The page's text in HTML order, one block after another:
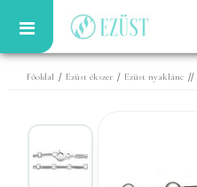
Főoldal / Ezüst ékszer / Ezüst nyaklánc //